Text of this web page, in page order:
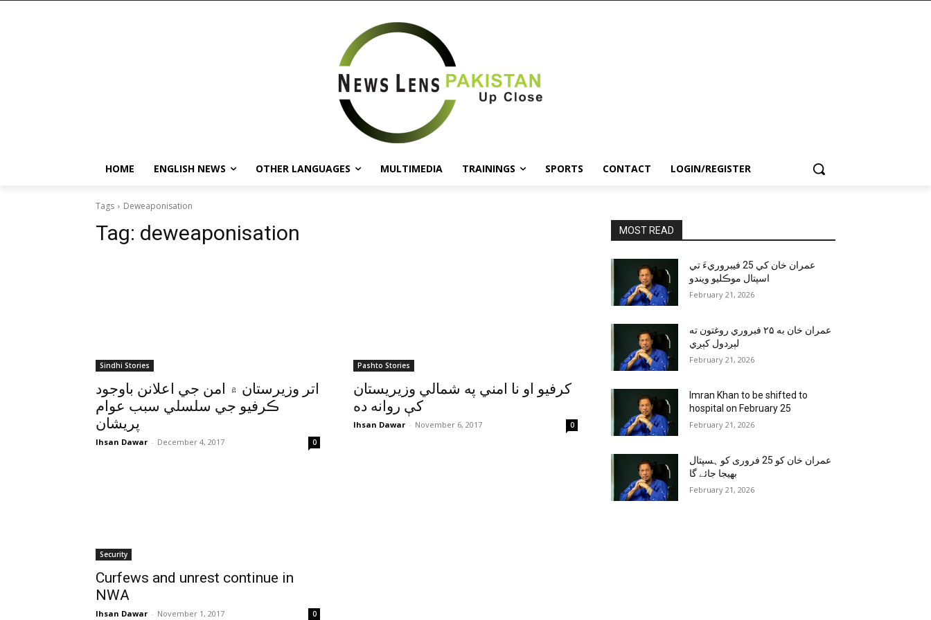
HOME ENGLISH NEWS OTHER LANGUAGES MULTIMEDIA TRAININGS SPORTS CONTACT LOGIN/REGISTER
Tags Deweaponisation
Tag: deweaponisation
Sindhi Stories
اتر وزيرستان ۾ امن جي اعلانن باوجود
ڪرفيو جي سلسلي سبب عوام
پريشان
Ihsan Dawar - December 4, 2017 0
Pashto Stories
کرفيو او نا امني په شمالي وزيريستان
کې روانه ده
Ihsan Dawar - November 6, 2017 0
Security
Curfews and unrest continue in
NWA
Ihsan Dawar - November 1, 2017 0
MOST READ
عمران خان کي 25 فيبروريءَ تي
اسپتال موڪليو ويندو
February 21, 2026
عمران خان به ۲۵ فبروري روغتون ته
لېږدول کېږي
February 21, 2026
Imran Khan to be shifted to
hospital on February 25
February 21, 2026
عمران خان کو 25 فروری کو ہسپتال
بھیجا جائے گا
February 21, 2026